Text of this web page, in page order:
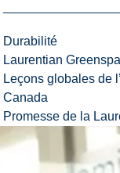
Durabilité
Laurentian
Leçons globales de
Canada
Promesse de la